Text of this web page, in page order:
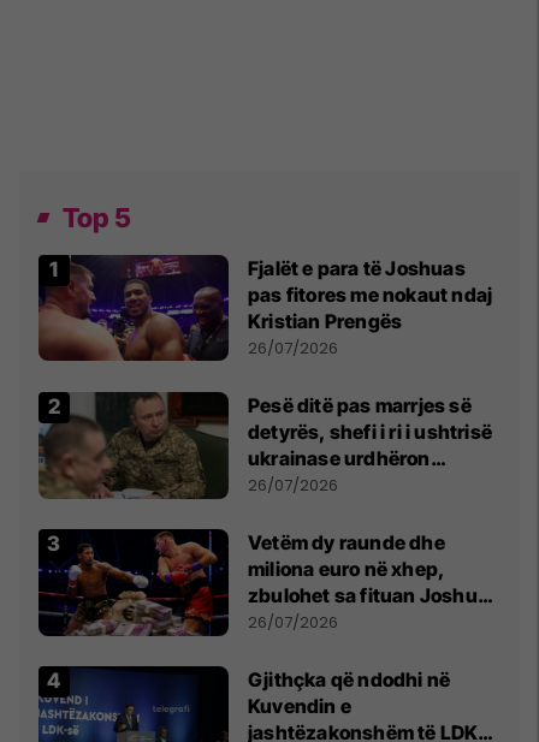
Top 5
Fjalët e para të Joshuas
pas fitores me nokaut ndaj
Kristian Prengës
26/07/2026
Pesë ditë pas marrjes së
detyrës, shefi i ri i ushtrisë
ukrainase urdhëron
kontroll të madh
26/07/2026
Vetëm dy raunde dhe
miliona euro në xhep,
zbulohet sa fituan Joshua
e Prenga
26/07/2026
Gjithçka që ndodhi në
Kuvendin e
jashtëzakonshëm të LDK-